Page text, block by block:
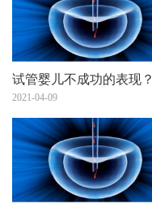
试管婴儿不成功的表现？
2021-04-09